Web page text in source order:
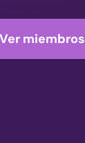
Ver miembros